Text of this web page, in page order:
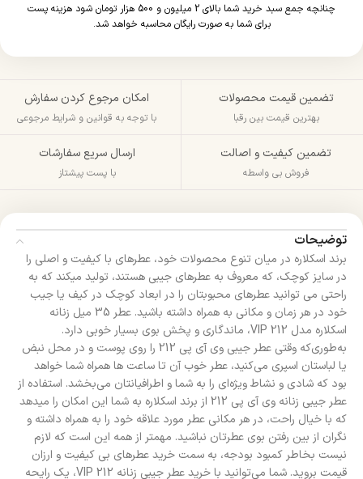
چنانچه جمع سبد خرید شما بالای 2 میلیون و 500 هزار تومان شود هزینه پست
برای شما به صورت رایگان محاسبه خواهد شد.
تضمین قیمت محصولات
بهترین قیمت بین رقبا
امکان مرجوع کردن سفارش
با توجه به قوانین و شرایط مرجوعی
تضمین کیفیت و اصالت
فروش بی واسطه
ارسال سریع سفارشات
با پست پیشتاز
توضیحات
برند اسکلاره در میان تنوع محصولات خود، عطرهای با کیفیت و اصلی را
در سایز کوچک، که معروف به عطرهای جیبی هستند، تولید میکند که به
راحتی می توانید عطرهای محبوبتان را در ابعاد کوچک در کیف یا جیب
خود در هر زمان و مکانی به همراه داشته باشید. عطر 35 میل زنانه
اسکلاره مدل VIP 212، ماندگاری و پخش بوی بسیار خوبی دارد.
به‌طوری‌که وقتی عطر جیبی وی آی پی 212 را روی پوست و در محل نبض
یا لباستان اسپری می‌کنید، عطر خوب آن تا ساعت ها همراه شما خواهد
بود که شادی و نشاط ویژه‌ای را به شما و اطرافیانتان می‌بخشد. استفاده از
عطر جیبی زنانه وی آی پی 212 از برند اسکلاره به شما این امکان را میدهد
که با خیال راحت، در هر مکانی عطر مورد علاقه خود را به همراه داشته و
نگران از بین رفتن بوی عطرتان نباشید. مهمتر از همه این است که لازم
نیست بخاطر کمبود بودجه، به سمت خرید عطرهای بی کیفیت و ارزان‌
قیمت بروید. شما می‌توانید با خرید عطر جیبی زنانه VIP 212، یک رایحه